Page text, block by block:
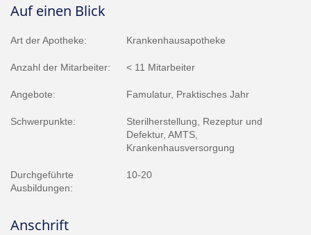
Auf einen Blick
Art der Apotheke: Krankenhausapotheke
Anzahl der Mitarbeiter: < 11 Mitarbeiter
Angebote: Famulatur, Praktisches Jahr
Schwerpunkte:
Sterilherstellung, Rezeptur und
Defektur, AMTS,
Krankenhausversorgung
Durchgeführte
Ausbildungen:
10-20
Anschrift